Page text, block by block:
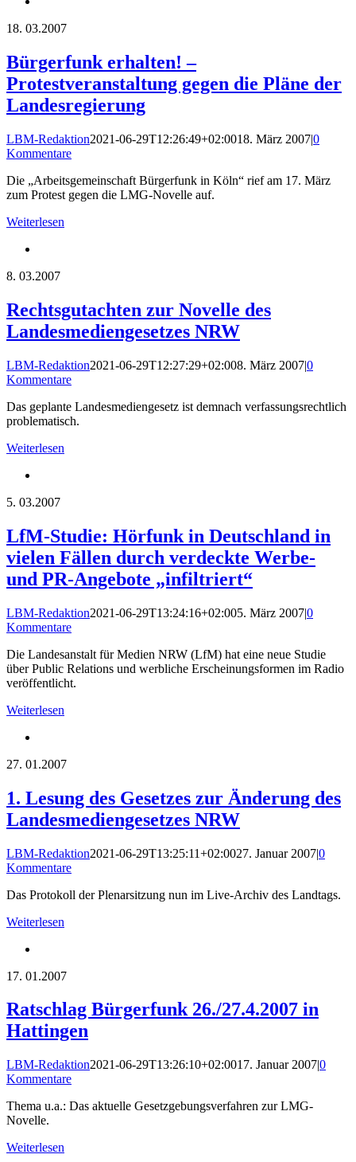
18. 03.2007
Bürgerfunk erhalten! –
Protestveranstaltung gegen die Pläne der
Landesregierung
LBM-Redaktion2021-06-29T12:26:49+02:0018. März 2007|0
Kommentare
Die „Arbeitsgemeinschaft Bürgerfunk in Köln“ rief am 17. März
zum Protest gegen die LMG-Novelle auf.
Weiterlesen
8. 03.2007
Rechtsgutachten zur Novelle des
Landesmediengesetzes NRW
LBM-Redaktion2021-06-29T12:27:29+02:008. März 2007|0
Kommentare
Das geplante Landesmediengesetz ist demnach verfassungsrechtlich
problematisch.
Weiterlesen
5. 03.2007
LfM-Studie: Hörfunk in Deutschland in
vielen Fällen durch verdeckte Werbe-
und PR-Angebote „infiltriert“
LBM-Redaktion2021-06-29T13:24:16+02:005. März 2007|0
Kommentare
Die Landesanstalt für Medien NRW (LfM) hat eine neue Studie
über Public Relations und werbliche Erscheinungsformen im Radio
veröffentlicht.
Weiterlesen
27. 01.2007
1. Lesung des Gesetzes zur Änderung des
Landesmediengesetzes NRW
LBM-Redaktion2021-06-29T13:25:11+02:0027. Januar 2007|0
Kommentare
Das Protokoll der Plenarsitzung nun im Live-Archiv des Landtags.
Weiterlesen
17. 01.2007
Ratschlag Bürgerfunk 26./27.4.2007 in
Hattingen
LBM-Redaktion2021-06-29T13:26:10+02:0017. Januar 2007|0
Kommentare
Thema u.a.: Das aktuelle Gesetzgebungsverfahren zur LMG-
Novelle.
Weiterlesen